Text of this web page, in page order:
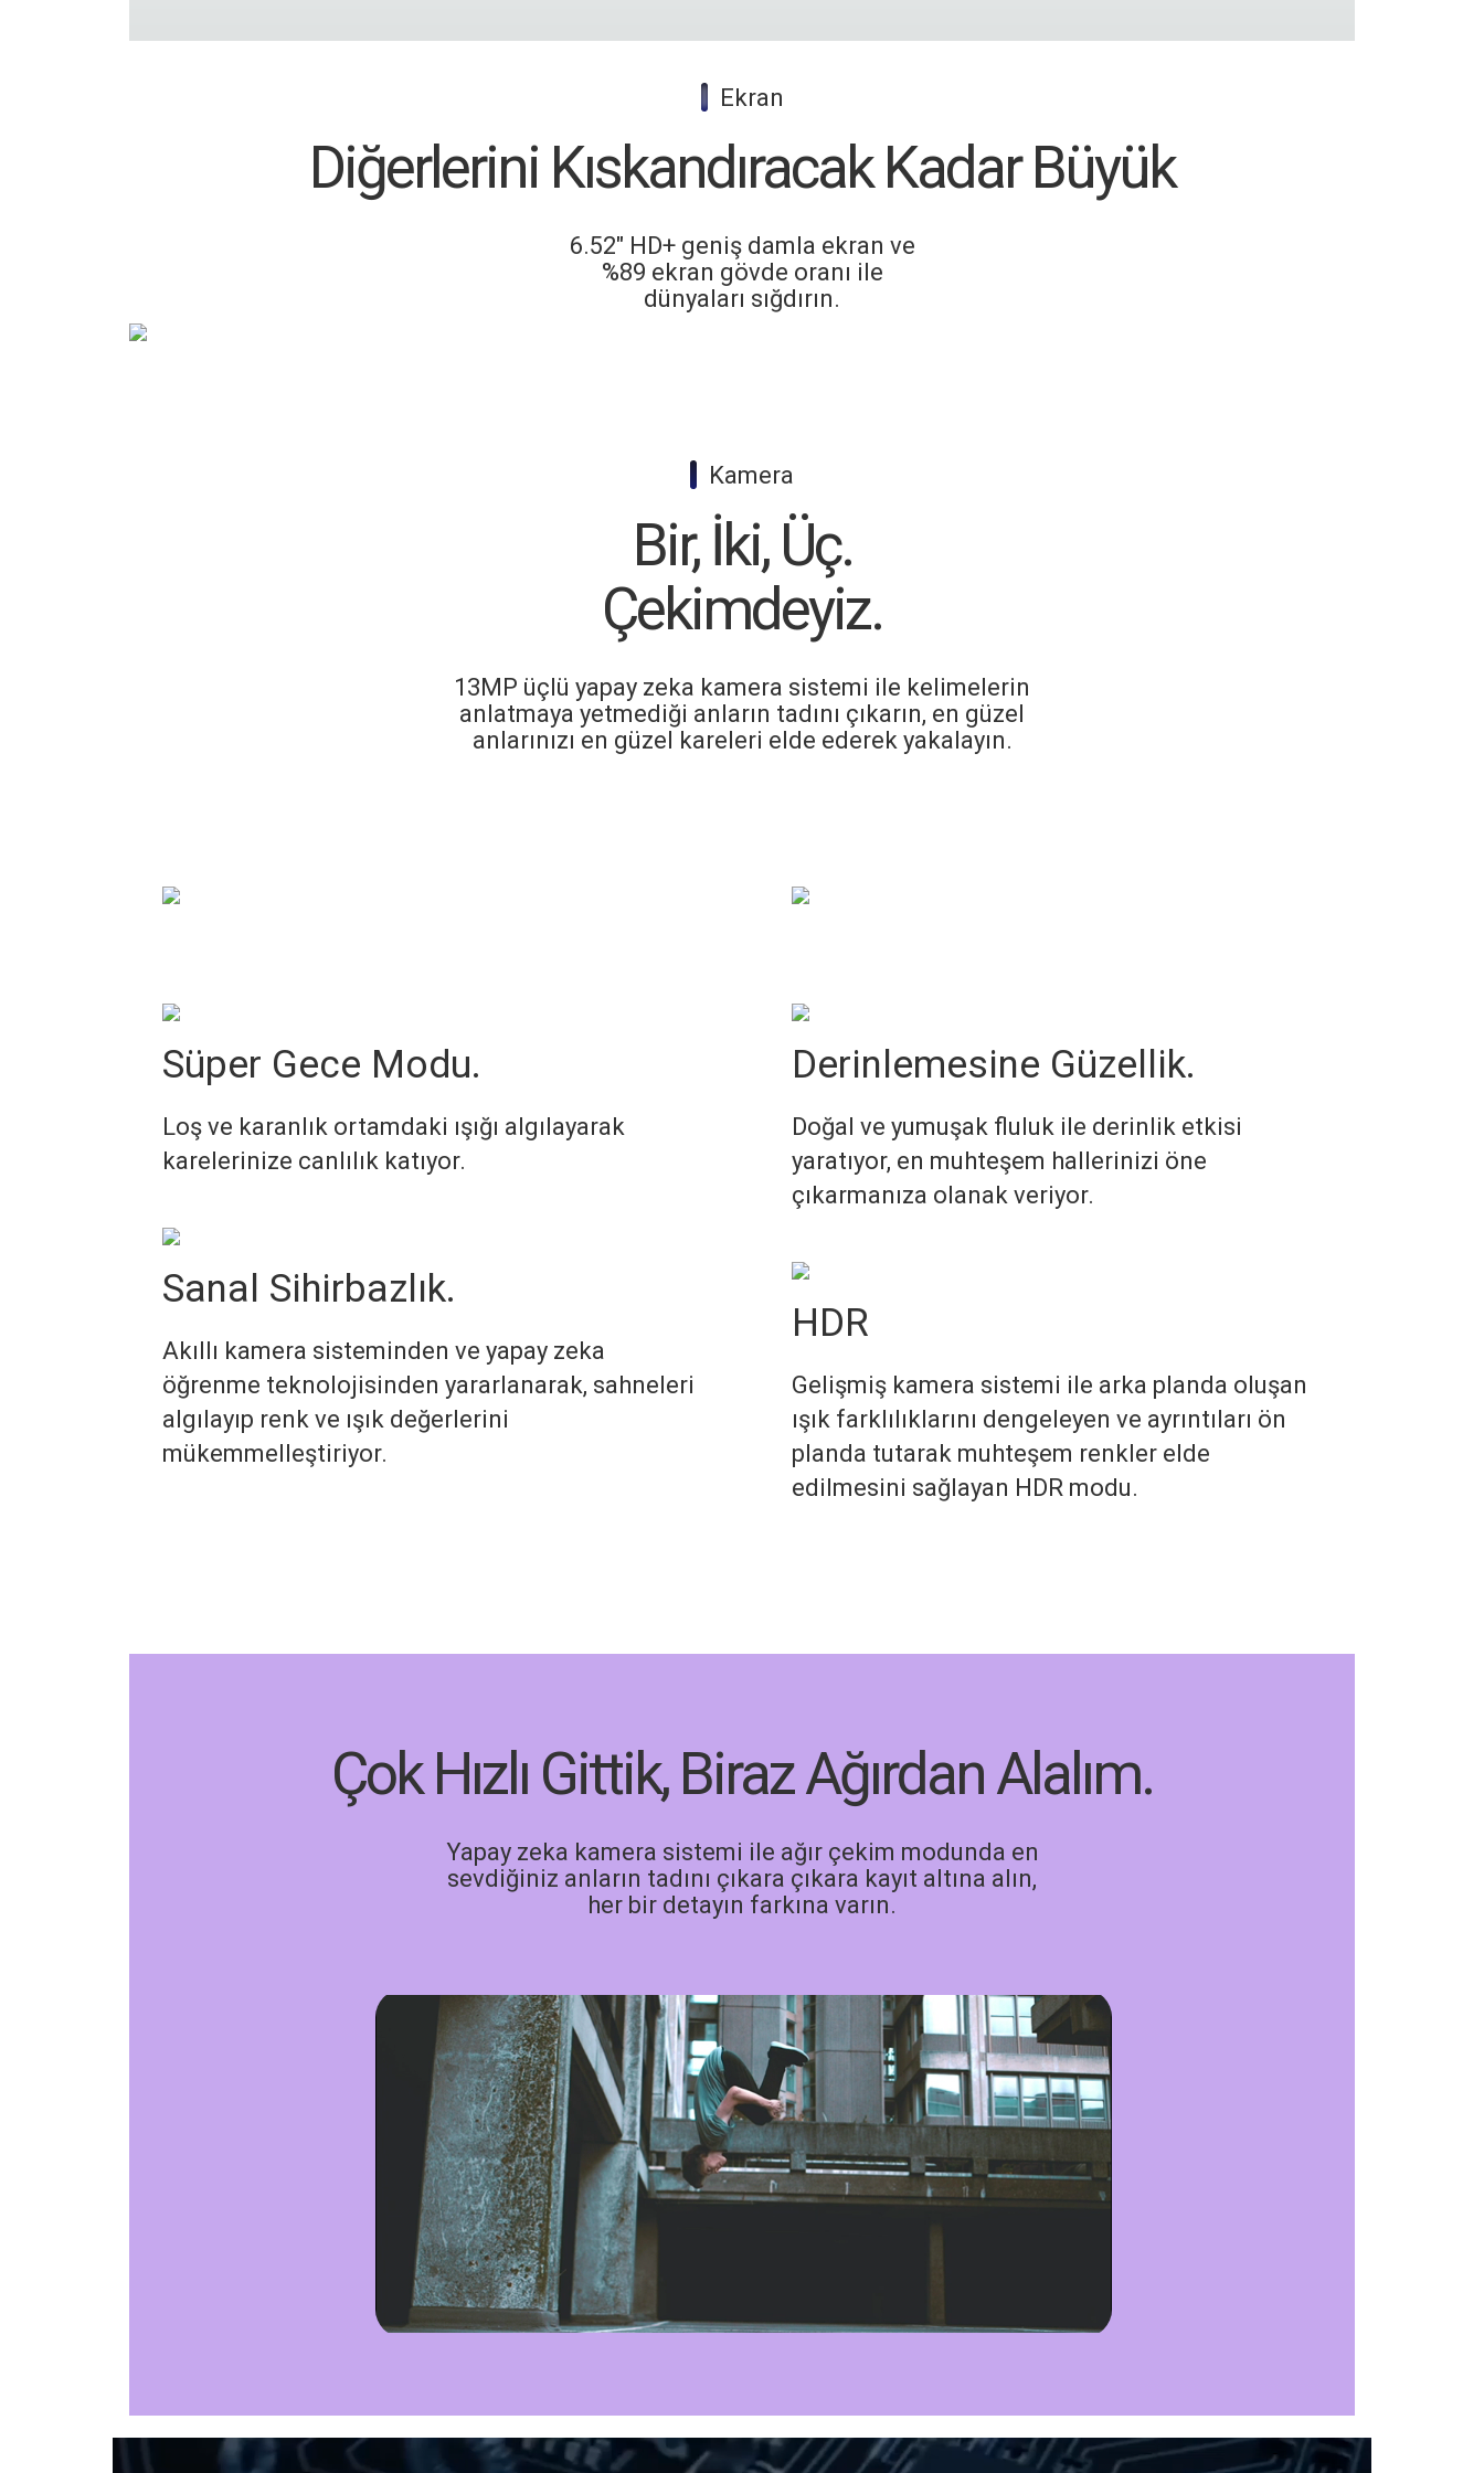
| Ekran
Diğerlerini Kıskandıracak Kadar Büyük
6.52" HD+ geniş damla ekran ve
%89 ekran gövde oranı ile
dünyaları sığdırın.
| Kamera
Bir, İki, Üç.
Çekimdeyiz.
13MP üçlü yapay zeka kamera sistemi ile kelimelerin
anlatmaya yetmediği anların tadını çıkarın, en güzel
anlarınızı en güzel kareleri elde ederek yakalayın.
Süper Gece Modu.
Loş ve karanlık ortamdaki ışığı algılayarak
karelerinize canlılık katıyor.
Sanal Sihirbazlık.
Akıllı kamera sisteminden ve yapay zeka
öğrenme teknolojisinden yararlanarak, sahneleri
algılayıp renk ve ışık değerlerini
mükemmelleştiriyor.
Derinlemesine Güzellik.
Doğal ve yumuşak fluluk ile derinlik etkisi
yaratıyor, en muhteşem hallerinizi öne
çıkarmanıza olanak veriyor.
HDR
Gelişmiş kamera sistemi ile arka planda oluşan
ışık farklılıklarını dengeleyen ve ayrıntıları ön
planda tutarak muhteşem renkler elde
edilmesini sağlayan HDR modu.
Çok Hızlı Gittik, Biraz Ağırdan Alalım.
Yapay zeka kamera sistemi ile ağır çekim modunda en
sevdiğiniz anların tadını çıkara çıkara kayıt altına alın,
her bir detayın farkına varın.